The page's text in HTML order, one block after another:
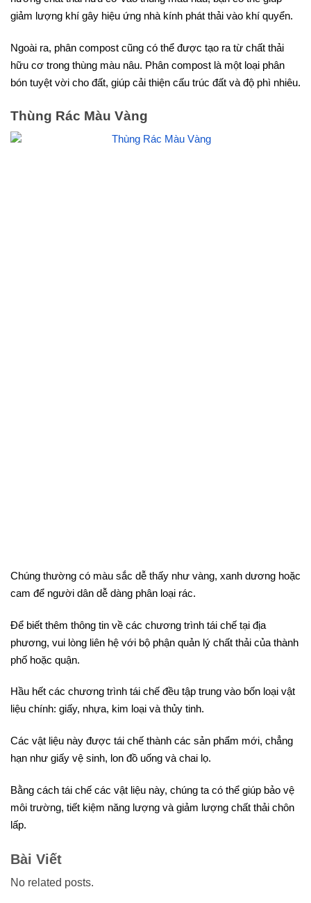
giảm lượng khí gây hiệu ứng nhà kính phát thải vào khí quyển.
Ngoài ra, phân compost cũng có thể được tạo ra từ chất thải
hữu cơ trong thùng màu nâu. Phân compost là một loại phân
bón tuyệt vời cho đất, giúp cải thiện cấu trúc đất và độ phì nhiêu.
Thùng Rác Màu Vàng
Chúng thường có màu sắc dễ thấy như vàng, xanh dương hoặc
cam để người dân dễ dàng phân loại rác.
Để biết thêm thông tin về các chương trình tái chế tại địa
phương, vui lòng liên hệ với bộ phận quản lý chất thải của thành
phố hoặc quận.
Hầu hết các chương trình tái chế đều tập trung vào bốn loại vật
liệu chính: giấy, nhựa, kim loại và thủy tinh.
Các vật liệu này được tái chế thành các sản phẩm mới, chẳng
hạn như giấy vệ sinh, lon đồ uống và chai lọ.
Bằng cách tái chế các vật liệu này, chúng ta có thể giúp bảo vệ
môi trường, tiết kiệm năng lượng và giảm lượng chất thải chôn
lấp.
Bài Viết
No related posts.